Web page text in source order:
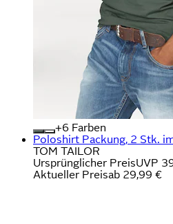
+
Farben
Poloshirt Packung, 2 Stk.
TOM TAILOR
Ursprünglicher PreisUVP
Aktueller Preisab 29,99 €